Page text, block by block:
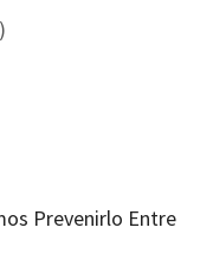
Prevenirlo Entre